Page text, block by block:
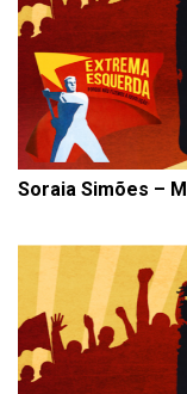
Soraia Simões –